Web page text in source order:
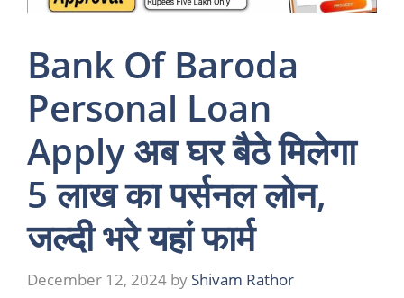
Bank Of Baroda
Personal Loan
Apply अब घर बैठे मिलेगा
5 लाख का पर्सनल लोन,
जल्दी भरे यहां फार्म
December 12, 2024 by Shivam Rathor